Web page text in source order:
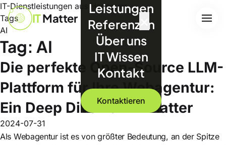
ITMatter
Leistungen
Referenzen
Über uns
IT Wissen
Kontakt
Kontaktieren
IT-Dienstleistungen aus Hannover
Tags
AI
Tag: AI
Die perfekte Open-Source LLM-
Plattform für Ihre Webagentur:
Ein Deep Dive von IT Matter
2024-07-31
Als Webagentur ist es von größter Bedeutung, an der Spitze